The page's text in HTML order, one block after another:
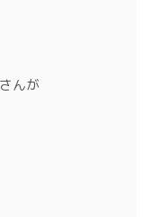
んが